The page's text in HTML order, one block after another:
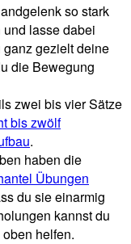
so stark
lasse dabei
gezielt deine
die Bewegung
zwei bis vier Sätze
bis zwölf
.
haben die
Übungen
du sie einarmig
kannst du
helfen.